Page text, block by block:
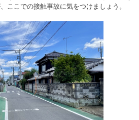
ここでの接触事故に気をつけましょう。